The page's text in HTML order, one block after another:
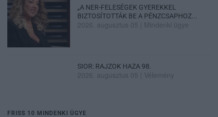
„A NER-FELESÉGEK GYEREKKEL
BIZTOSÍTOTTÁK BE A PÉNZCSAPHOZ...
2026. augusztus 05 Mindenki ügye
SIOR: RAJZOK HAZA 98.
2026. augusztus 05 Vélemény
FRISS 10 MINDENKI ÜGYE